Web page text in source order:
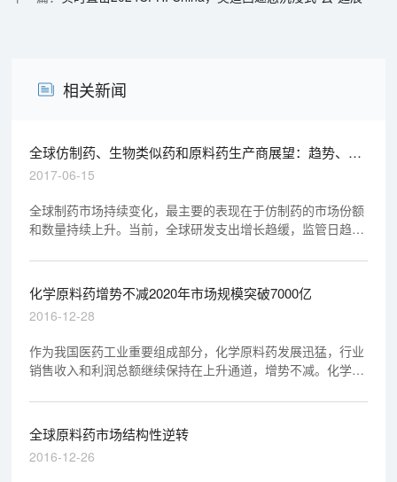
相关新闻
全球仿制药、生物类似药和原料药生产商展望：趋势、机
遇与挑战
2017-06-15
全球制药市场持续变化，最主要的表现在于仿制药的市场份额
和数量持续上升。当前，全球研发支出增长趋缓，监管日趋严
何应对这些问题？
化学原料药增势不减2020年市场规模突破7000亿
2016-12-28
作为我国医药工业重要组成部分，化学原料药发展迅猛，行业
销售收入和利润总额继续保持在上升通道，增势不减。化学原
大幅提升，前景持续向好。
全球原料药市场结构性逆转
2016-12-26